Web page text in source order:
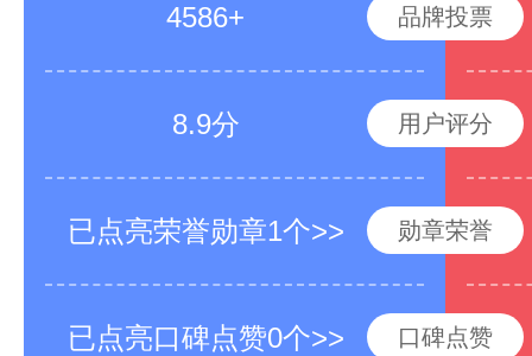
4586+ 品牌投票
8.9分 用户评分
已点亮荣誉勋章1个>> 勋章荣誉
已点亮口碑点赞0个>> 口碑点赞